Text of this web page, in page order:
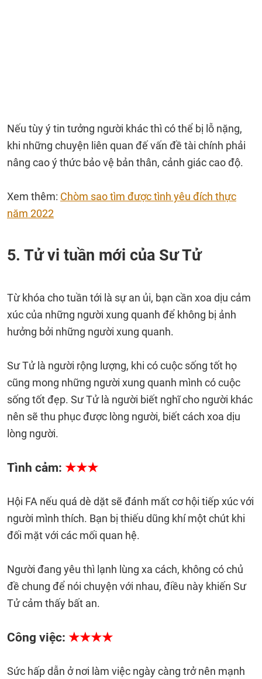
Nếu tùy ý tin tưởng người khác thì có thể bị lỗ nặng,
khi những chuyện liên quan đế vấn đề tài chính phải
nâng cao ý thức bảo vệ bản thân, cảnh giác cao độ.
Xem thêm: Chòm sao tìm được tình yêu đích thực
năm 2022
5. Tử vi tuần mới của Sư Tử
Từ khóa cho tuần tới là sự an ủi, bạn cần xoa dịu cảm
xúc của những người xung quanh để không bị ảnh
hưởng bởi những người xung quanh.
Sư Tử là người rộng lượng, khi có cuộc sống tốt họ
cũng mong những người xung quanh mình có cuộc
sống tốt đẹp. Sư Tử là người biết nghĩ cho người khác
nên sẽ thu phục được lòng người, biết cách xoa dịu
lòng người.
Tình cảm: ★★★
Hội FA nếu quá dè dặt sẽ đánh mất cơ hội tiếp xúc với
người mình thích. Bạn bị thiếu dũng khí một chút khi
đối mặt với các mối quan hệ.
Người đang yêu thì lạnh lùng xa cách, không có chủ
đề chung để nói chuyện với nhau, điều này khiến Sư
Tử cảm thấy bất an.
Công việc: ★★★★
Sức hấp dẫn ở nơi làm việc ngày càng trở nên mạnh